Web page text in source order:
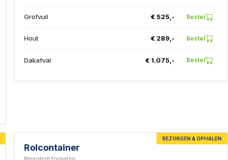
Grofvuil € 525,- Bestel
Hout € 289,- Bestel
Dakafval € 1.075,- Bestel
BEZORGEN & OPHALEN
Rolcontainer
Meerdere formaten